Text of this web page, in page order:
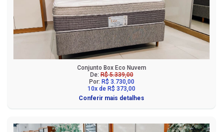
Conjunto Box Eco Nuvem
De:R$ 5.339,00
Por: R$ 3.730,00
10x de R$ 373,00
Conferir mais detalhes